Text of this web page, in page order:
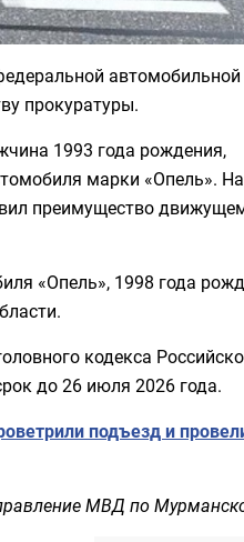
автомобильной
прокуратуры.
1993 года рождения,
марки «Опель».
преимущество
«Опель», 1998 года
кодекса
до 26 июля 2026 года.
подъезд и
МВД по